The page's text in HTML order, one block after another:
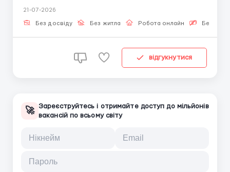
Отправка писем и уведомлений через платформу.
Что мы предлагаем: — Пошаговое ...
21-07-2026
Без досвіду Без житла Робота онлайн
відгукнутися
🚀 Зареєструйтесь і отримайте доступ до мільйонів
вакансій по всьому світу